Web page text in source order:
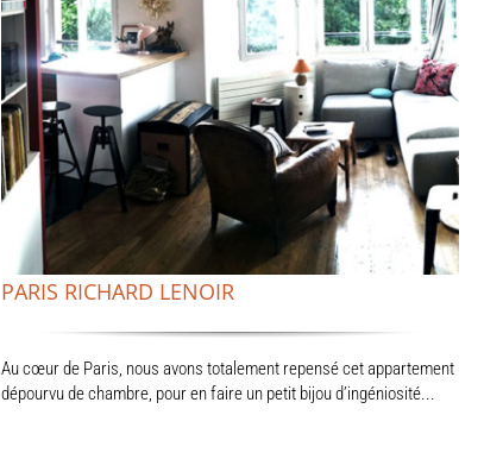
PARIS RICHARD LENOIR
Au cœur de Paris, nous avons totalement repensé cet appartement
dépourvu de chambre, pour en faire un petit bijou d’ingéniosité...